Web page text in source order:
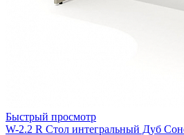
Быстрый просмотр
W-2.2 R Стол интегральный Дуб